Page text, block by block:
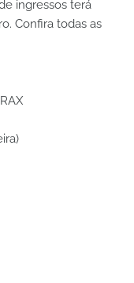
ingressos terá
Confira todas as